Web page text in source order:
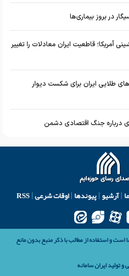
در بروز بیماری‌ها
آمریکا؛ قاطعیت ایران معادلات را تغییر
طلایی ایران برای شکست دیوار
درباره جنگ اقتصادی دشمن
آرشیو پیوندها اوقات شرعی RSS
و استفاده از مطالب با ذکر منبع بدون مانع
و تولیدایران سامانه